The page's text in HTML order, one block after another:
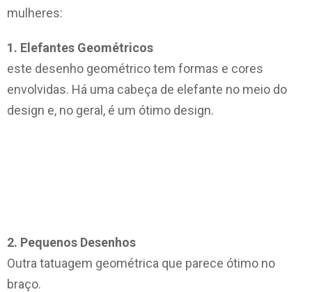
mulheres:
1. Elefantes Geométricos
este desenho geométrico tem formas e cores
envolvidas. Há uma cabeça de elefante no meio do
design e, no geral, é um ótimo design.
2. Pequenos Desenhos
Outra tatuagem geométrica que parece ótimo no
braço.